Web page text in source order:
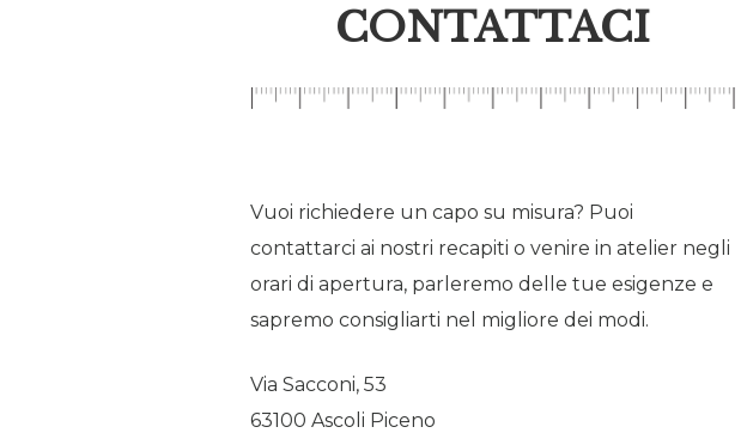
CONTATTACI
Vuoi richiedere un capo su misura? Puoi
contattarci ai nostri recapiti o venire in atelier negli
orari di apertura, parleremo delle tue esigenze e
sapremo consigliarti nel migliore dei modi.
Via Sacconi, 53
63100 Ascoli Piceno